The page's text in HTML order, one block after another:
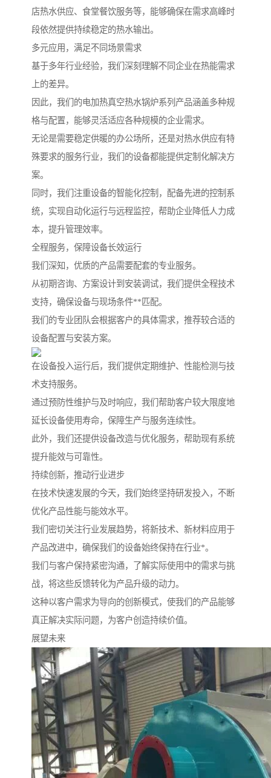
店热水供应、食堂餐饮服务等，能够确保在需求高峰时
段依然提供持续稳定的热水输出。
多元应用，满足不同场景需求
基于多年行业经验，我们深刻理解不同企业在热能需求
上的差异。
因此，我们的电加热真空热水锅炉系列产品涵盖多种规
格与配置，能够灵活适应各种规模的企业需求。
无论是需要稳定供暖的办公场所，还是对热水供应有特
殊要求的服务行业，我们的设备都能提供定制化解决方
案。
同时，我们注重设备的智能化控制，配备先进的控制系
统，实现自动化运行与远程监控，帮助企业降低人力成
本，提升管理效率。
全程服务，保障设备长效运行
我们深知，优质的产品需要配套的专业服务。
从初期咨询、方案设计到安装调试，我们提供全程技术
支持，确保设备与现场条件**匹配。
我们的专业团队会根据客户的具体需求，推荐较合适的
设备配置与安装方案。
在设备投入运行后，我们提供定期维护、性能检测与技
术支持服务。
通过预防性维护与及时响应，我们帮助客户较大限度地
延长设备使用寿命，保障生产与服务连续性。
此外，我们还提供设备改造与优化服务，帮助现有系统
提升能效与可靠性。
持续创新，推动行业进步
在技术快速发展的今天，我们始终坚持研发投入，不断
优化产品性能与能效水平。
我们密切关注行业发展趋势，将新技术、新材料应用于
产品改进中，确保我们的设备始终保持在行业*。
我们与客户保持紧密沟通，了解实际使用中的需求与挑
战，将这些反馈转化为产品升级的动力。
这种以客户需求为导向的创新模式，使我们的产品能够
真正解决实际问题，为客户创造持续价值。
展望未来